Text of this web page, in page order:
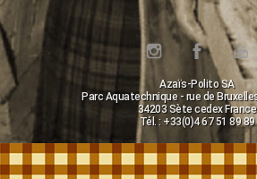
Azaïs-Polito SA
Parc Aquatechnique - rue de
34203 Sète cedex France
Tél. : +33(0)4 67 51 89 89